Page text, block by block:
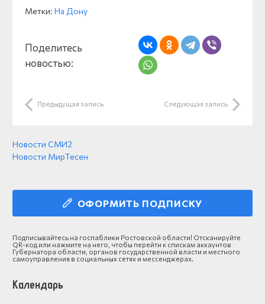
Метки: На Дону
Поделитесь
новостью:
Предыдущая запись Следующая запись
Новости СМИ2
Новости МирТесен
ОФОРМИТЬ ПОДПИСКУ
Подписывайтесь на госпаблики Ростовской области! Отсканируйте
QR-код или нажмите на него, чтобы перейти к спискам аккаунтов
Губернатора области, органов государственной власти и местного
самоуправления в социальных сетях и мессенджерах.
Календарь